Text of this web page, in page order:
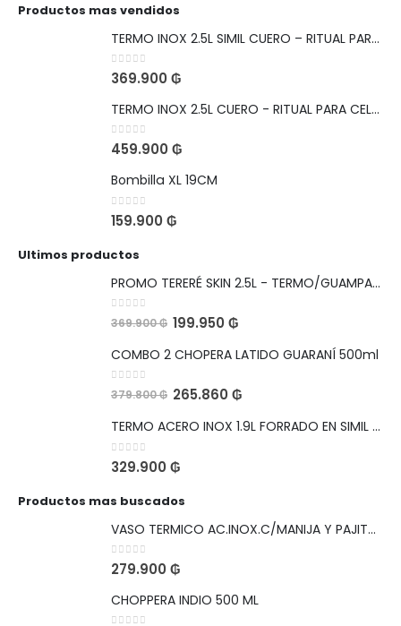
Productos mas vendidos
TERMO INOX 2.5L SIMIL CUERO – RITUAL PARA CELEBRAR
0out of 5
369.900 ₲
TERMO INOX 2.5L CUERO - RITUAL PARA CELEBRAR
0out of 5
459.900 ₲
Bombilla XL 19CM
0out of 5
159.900 ₲
Ultimos productos
PROMO TERERÉ SKIN 2.5L - TERMO/GUAMPA/BOMBILLA
0out of 5
369.900₲ 199.950 ₲
COMBO 2 CHOPERA LATIDO GUARANÍ 500ml
0out of 5
379.800₲ 265.860 ₲
TERMO ACERO INOX 1.9L FORRADO EN SIMIL CUERO BOCA ANCHA PARA HIELO
0out of 5
329.900 ₲
Productos mas buscados
VASO TERMICO AC.INOX.C/MANIJA Y PAJITA 1,1L LEOPARDO NEGRO VIAJERO CON SKIN DE REGALO
0out of 5
279.900 ₲
CHOPPERA INDIO 500 ML